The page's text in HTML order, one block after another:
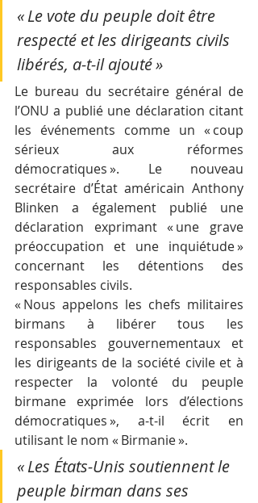
« Le vote du peuple doit être
respecté et les dirigeants civils
libérés, a-t-il ajouté »
Le bureau du secrétaire général de
l’ONU a publié une déclaration citant
les événements comme un « coup
sérieux aux réformes
démocratiques ». Le nouveau
secrétaire d’État américain Anthony
Blinken a également publié une
déclaration exprimant « une grave
préoccupation et une inquiétude »
concernant les détentions des
responsables civils.
« Nous appelons les chefs militaires
birmans à libérer tous les
responsables gouvernementaux et
les dirigeants de la société civile et à
respecter la volonté du peuple
birmane exprimée lors d’élections
démocratiques », a-t-il écrit en
utilisant le nom « Birmanie ».
« Les États-Unis soutiennent le
peuple birman dans ses